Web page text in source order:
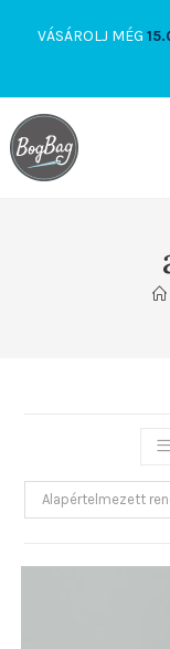
VÁSÁROLJ MÉG
Alapértelmezett